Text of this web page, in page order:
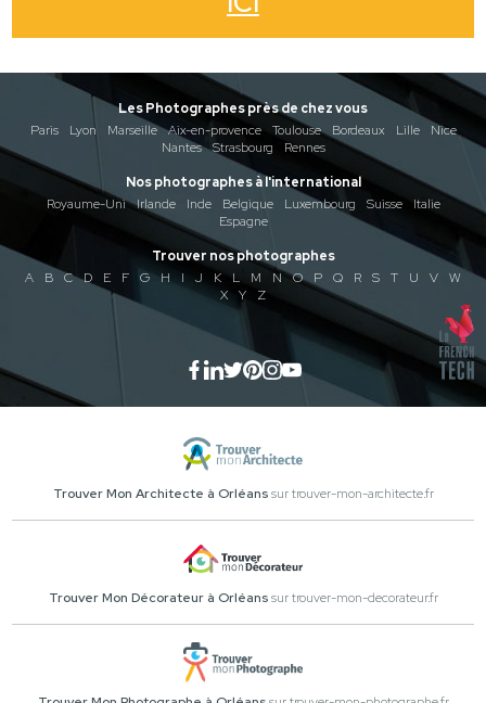
Les Photographes près de chez vous
Paris
Lyon Marseille Aix-en-provence Toulouse Bordeaux Lille
Nice
Nantes
Strasbourg
Rennes
Nos photographes à l'international
Royaume-Uni
Irlande Inde Belgique Luxembourg Suisse
Italie
Espagne
Trouver nos photographes
A
B C D E F G H I J K L M N O P Q R S T U V
W
X
Y Z
Trouver Mon Architecte à Orléanssur trouver-mon-architecte.fr
Trouver Mon Décorateur à Orléanssur trouver-mon-decorateur.fr